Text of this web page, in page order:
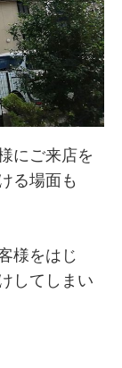
にご来店を
る場面も
様をはじ
してしまい